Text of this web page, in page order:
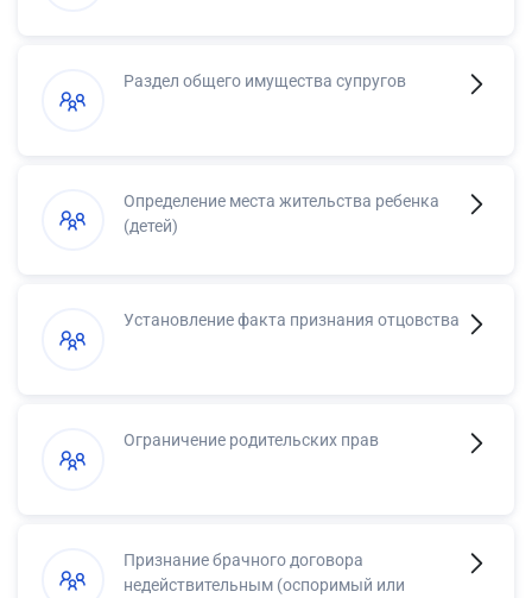
Раздел общего имущества супругов
Определение места жительства ребенка
(детей)
Установление факта признания отцовства
Ограничение родительских прав
Признание брачного договора
недействительным (оспоримый или